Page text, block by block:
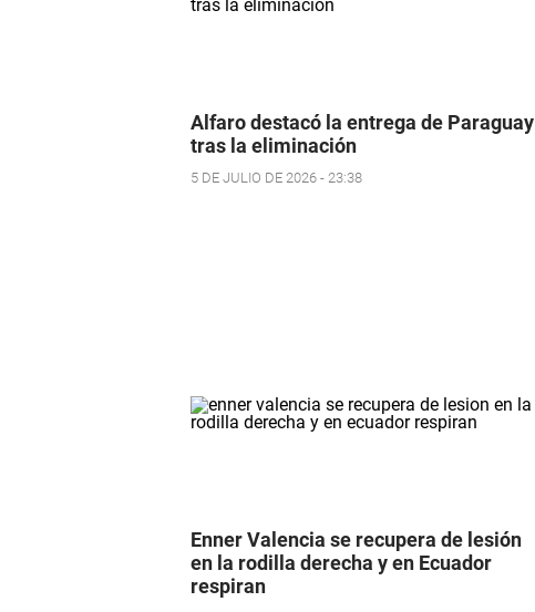
Alfaro destacó la entrega de Paraguay
tras la eliminación
5 DE JULIO DE 2026 - 23:38
Enner Valencia se recupera de lesión
en la rodilla derecha y en Ecuador
respiran